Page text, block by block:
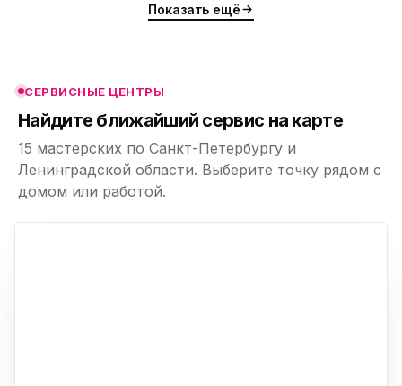
Показать ещё
СЕРВИСНЫЕ ЦЕНТРЫ
Найдите ближайший сервис на карте
15 мастерских по Санкт-Петербургу и
Ленинградской области. Выберите точку рядом с
домом или работой.
ю